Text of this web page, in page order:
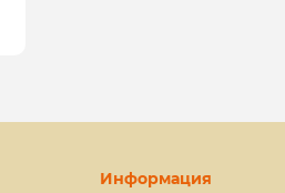
Информация